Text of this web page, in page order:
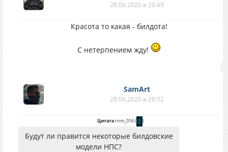
28.06.2020 в 20:49
Красота то какая - билдота!
С нетерпением жду!
SamArt
28.06.2020 в 20:52
Цитатаrnm_016( )
Будут ли правится некоторые билдовские
модели НПС?